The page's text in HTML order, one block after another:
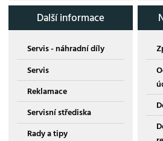
Další informace
Servis - náhradní díly
Servis
Reklamace
Servisní střediska
Rady a tipy